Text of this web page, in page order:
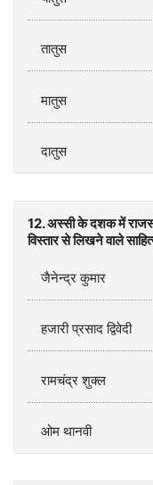
तातुस
मातुस
दातुस
12. अस्सी के दशक में
विस्तार से लिखने वाले
जैनेन्द्र कुमार
हजारी प्रसाद द्विवेदी
रामचंद्र शुक्ल
ओम थानवी